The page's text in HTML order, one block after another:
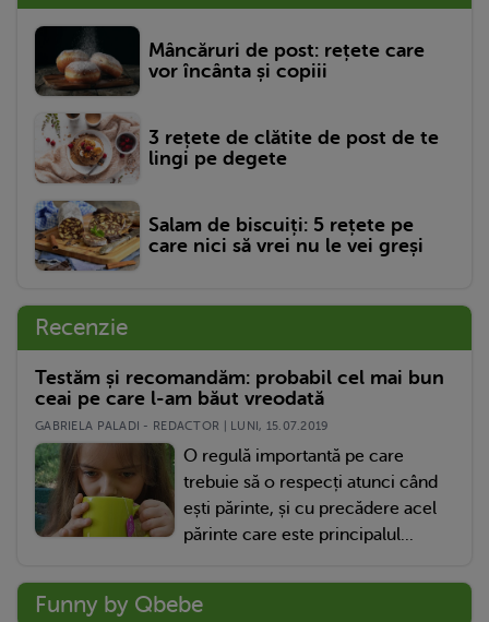
Mâncăruri de post: rețete care
vor încânta și copiii
3 rețete de clătite de post de te
lingi pe degete
Salam de biscuiți: 5 rețete pe
care nici să vrei nu le vei greși
Recenzie
Testăm și recomandăm: probabil cel mai bun
ceai pe care l-am băut vreodată
GABRIELA PALADI - REDACTOR | LUNI, 15.07.2019
O regulă importantă pe care
trebuie să o respecți atunci când
ești părinte, și cu precădere acel
părinte care este principalul...
Funny by Qbebe